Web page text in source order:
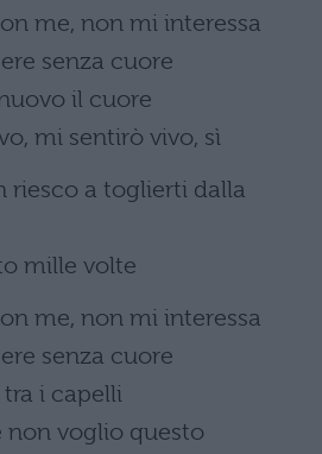
me, non mi interessa
senza cuore
il cuore
mi sentirò vivo, sì
riesco a toglierti dalla
mille volte
me, non mi interessa
senza cuore
i capelli
non voglio questo